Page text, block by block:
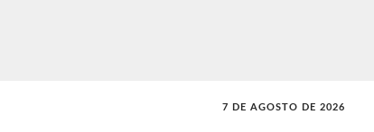
7 DE AGOSTO DE 2026
SOLO MÚSICA